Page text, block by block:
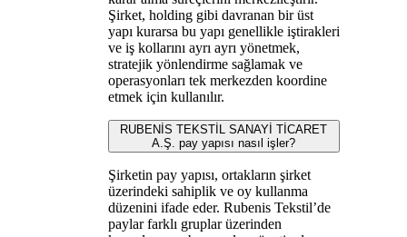
Şirket, holding gibi davranan bir üst
yapı kurarsa bu yapı genellikle iştirakleri
ve iş kollarını ayrı ayrı yönetmek,
stratejik yönlendirme sağlamak ve
operasyonları tek merkezden koordine
etmek için kullanılır.
RUBENİS TEKSTİL SANAYİ TİCARET
A.Ş. pay yapısı nasıl işler?
Şirketin pay yapısı, ortakların şirket
üzerindeki sahiplik ve oy kullanma
düzenini ifade eder. Rubenis Tekstil’de
paylar farklı gruplar üzerinden